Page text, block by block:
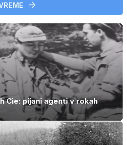
Cie: pijani agenti v rokah